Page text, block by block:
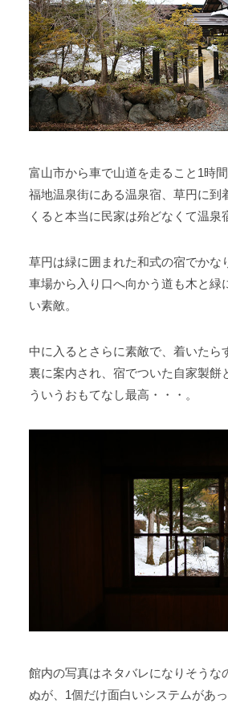
富山市から車で山道を走ること1時
福地温泉街にある温泉宿、草円に到
くると本当に民家は殆どなくて温泉
草円は緑に囲まれた和式の宿でかな
車場から入り口へ向かう道も木と緑
い素敵。
中に入るとさらに素敵で、着いたら
裏に案内され、宿でついた自家製餅
ういうおもてなし最高・・・。
館内の写真はネタバレになりそうな
ぬが、1個だけ面白いシステムがあっ